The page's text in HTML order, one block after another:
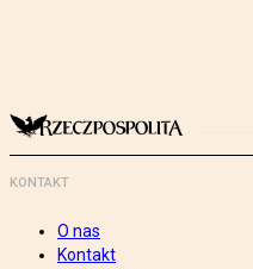
KONTAKT
O nas
Kontakt